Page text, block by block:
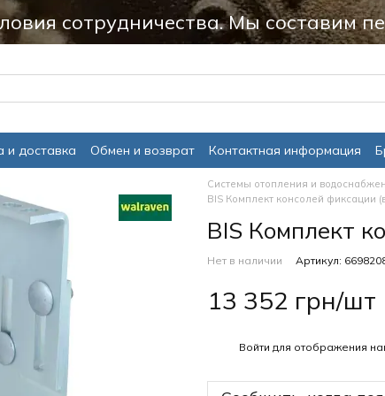
сотрудничества. Мы составим
и доставка Обмен и возврат Контактная информация
Системы отопления и
BIS Комплект консолей фиксации
BIS Комплект
Нет в наличии Артикул:
13 352 грн/шт
Войти для отображения